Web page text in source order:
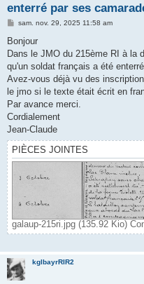
enterré par ses
M
s
a
g
sam. nov. 29, 2025 11:58 am
Bonjour
Dans le JMO du 215ème RI à la
qu'un soldat français a été
Avez-vous déjà vu des
le jmo si le texte était écrit en
Par avance merci.
Cordialement
Jean-Claude
PIÈCES JOINTES
galaup-215ri.jpg (135.92 Kio)
kglbayrRIR2